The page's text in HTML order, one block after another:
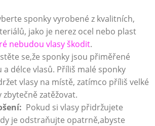
sponky vyrobené z kvalitních,
jako je‌ nerez ocel nebo⁢ plast
nebudou vlasy škodit.
se,že sponky jsou přiměřené
a délce vlasů. Příliš malé⁢ sponky
vlasy na místě, zatímco‌ příliš⁤ velké
zatěžovat.
‌ Pokud si vlasy přidržujete
je odstraňujte opatrně,abyste‍